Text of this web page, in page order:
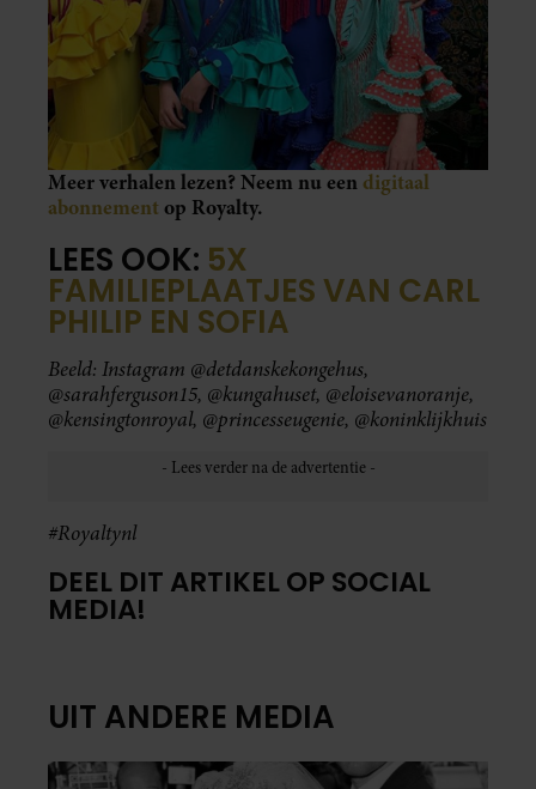
Meer verhalen lezen? Neem nu een digitaal
abonnement op Royalty.
LEES OOK: 5X
FAMILIEPLAATJES VAN CARL
PHILIP EN SOFIA
Beeld: Instagram @detdanskekongehus,
@sarahferguson15, @kungahuset, @eloisevanoranje,
@kensingtonroyal, @princesseugenie, @koninklijkhuis
#Royaltynl
DEEL DIT ARTIKEL OP SOCIAL
MEDIA!
UIT ANDERE MEDIA